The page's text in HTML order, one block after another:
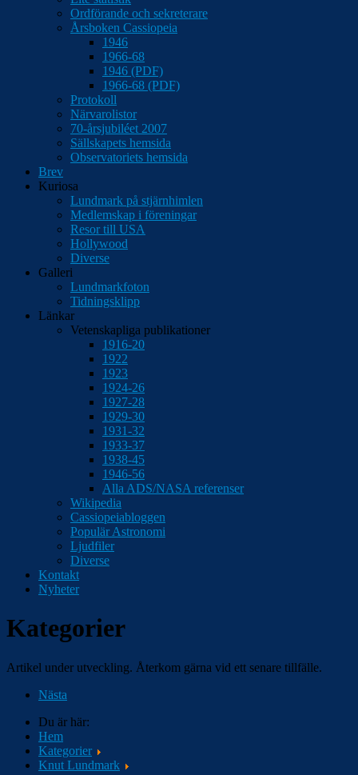
Ordförande och sekreterare
Årsboken Cassiopeia
1946
1966-68
1946 (PDF)
1966-68 (PDF)
Protokoll
Närvarolistor
70-årsjubiléet 2007
Sällskapets hemsida
Observatoriets hemsida
Brev
Kuriosa
Lundmark på stjärnhimlen
Medlemskap i föreningar
Resor till USA
Hollywood
Diverse
Galleri
Lundmarkfoton
Tidningsklipp
Länkar
Vetenskapliga publikationer
1916-20
1922
1923
1924-26
1927-28
1929-30
1931-32
1933-37
1938-45
1946-56
Alla ADS/NASA referenser
Wikipedia
Cassiopeiabloggen
Populär Astronomi
Ljudfiler
Diverse
Kontakt
Nyheter
Kategorier
Artikel under utveckling. Återkom gärna vid ett senare tillfälle.
Nästa
Du är här:
Hem
Kategorier
Knut Lundmark